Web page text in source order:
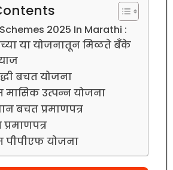
2025 In Marathi :
या योजनातून मिळते बँके
बचत योजना
उत्पन्न योजना
बचत प्रमाणपत्र
प्रमाणपत्र
पीपीएफ योजना